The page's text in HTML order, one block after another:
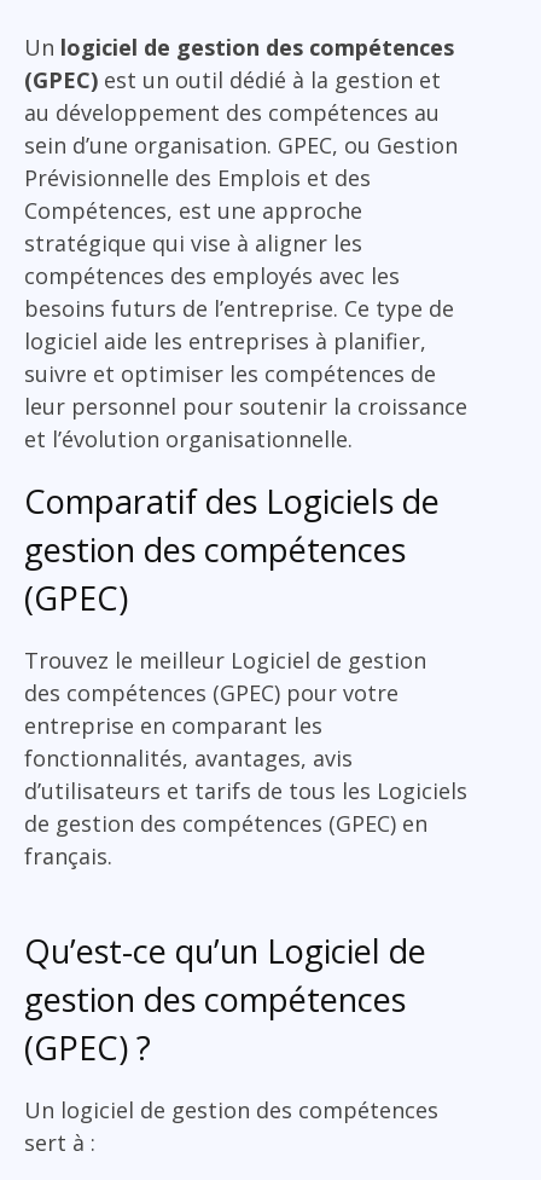
Un logiciel de gestion des compétences
(GPEC) est un outil dédié à la gestion et
au développement des compétences au
sein d’une organisation. GPEC, ou Gestion
Prévisionnelle des Emplois et des
Compétences, est une approche
stratégique qui vise à aligner les
compétences des employés avec les
besoins futurs de l’entreprise. Ce type de
logiciel aide les entreprises à planifier,
suivre et optimiser les compétences de
leur personnel pour soutenir la croissance
et l’évolution organisationnelle.
Comparatif des Logiciels de
gestion des compétences
(GPEC)
Trouvez le meilleur Logiciel de gestion
des compétences (GPEC) pour votre
entreprise en comparant les
fonctionnalités, avantages, avis
d’utilisateurs et tarifs de tous les Logiciels
de gestion des compétences (GPEC) en
français.
Qu’est-ce qu’un Logiciel de
gestion des compétences
(GPEC) ?
Un logiciel de gestion des compétences
sert à :